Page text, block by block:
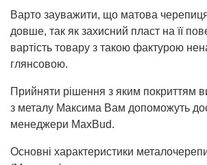
Варто зауважити, що матова
довше, так як захисний пласт на її
вартість товару з такою фактурою
глянсовою.
Прийняти рішення з яким покриттям
з металу Максима Вам допоможуть
менеджери MaxBud.
Основні характеристики